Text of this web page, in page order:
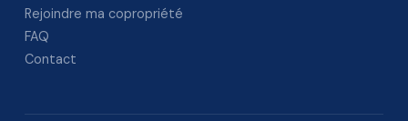
Rejoindre ma copropriété
FAQ
Contact